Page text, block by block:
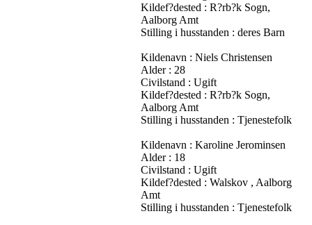
Kildef?dested : R?rb?k Sogn,
Aalborg Amt
Stilling i husstanden : deres Barn
Kildenavn : Niels Christensen
Alder : 28
Civilstand : Ugift
Kildef?dested : R?rb?k Sogn,
Aalborg Amt
Stilling i husstanden : Tjenestefolk
Kildenavn : Karoline Jerominsen
Alder : 18
Civilstand : Ugift
Kildef?dested : Walskov , Aalborg
Amt
Stilling i husstanden : Tjenestefolk